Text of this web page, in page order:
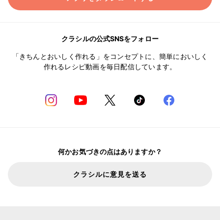
クラシルの公式SNSをフォロー
「きちんとおいしく作れる」をコンセプトに、簡単においしく
作れるレシピ動画を毎日配信しています。
何かお気づきの点はありますか？
クラシルに意見を送る